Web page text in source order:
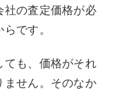
社の査定価格が必
です。
も、価格がそれ
ません。そのなか